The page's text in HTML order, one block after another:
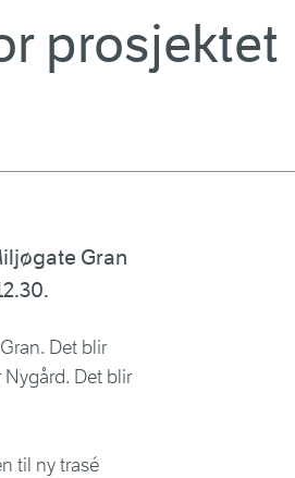
prosjektet
Gran
Det blir
Det blir
til ny trasé